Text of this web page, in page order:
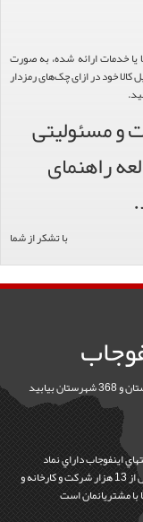
یا خدمات ارائه شده، به صورت
خود در ازای چک‌های رمزدار
و مسئولیتی
راهنمای
با تشکر از شما
اينفوجاب داراي نماد
اعتماد الکترونيک از سامانه اي نماد و همچنين همکاري با بيش از 13 هزار شرکت و کارخانه و
مشتريانمان است